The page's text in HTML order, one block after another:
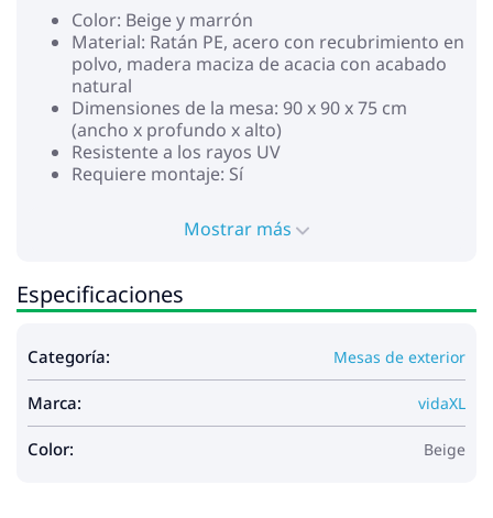
Color: Beige y marrón
Material: Ratán PE, acero con recubrimiento en
polvo, madera maciza de acacia con acabado
natural
Dimensiones de la mesa: 90 x 90 x 75 cm
(ancho x profundo x alto)
Resistente a los rayos UV
Requiere montaje: Sí
Mostrar más
Especificaciones
Categoría: Mesas de exterior
Marca: vidaXL
Color: Beige